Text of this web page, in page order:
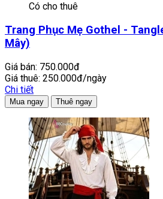
Có cho thuê
Trang Phục Mẹ Gothel -
Mây)
Giá bán: 750.000đ
Giá thuê: 250.000đ/ngày
Chi tiết
Mua ngay Thuê ngay